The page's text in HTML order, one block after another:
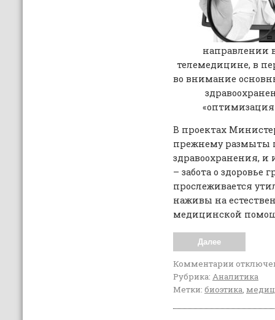
направлении
телемедицине, в
во внимание
В проектах
прежнему размыты
здравоохранения,
– забота о здоровье
прослеживается
наживы на
медицинской
Далее
Комментарии
Рубрика: Аналитика
Метки: биоэтика,